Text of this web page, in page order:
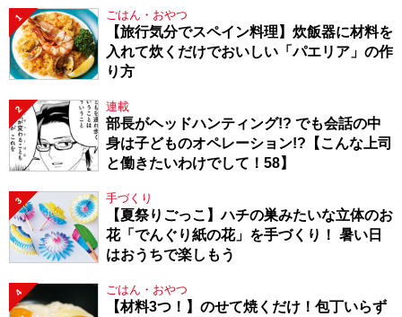
1 ごはん・おやつ
【旅行気分でスペイン料理】炊飯器に材料を
入れて炊くだけでおいしい「パエリア」の作
り方
2 連載
部長がヘッドハンティング!? でも会話の中
身は子どものオペレーション!?【こんな上司
と働きたいわけでして！58】
3 手づくり
【夏祭りごっこ】ハチの巣みたいな立体のお
花「でんぐり紙の花」を手づくり！ 暑い日
はおうちで楽しもう
4 ごはん・おやつ
【材料3つ！】のせて焼くだけ！包丁いらず